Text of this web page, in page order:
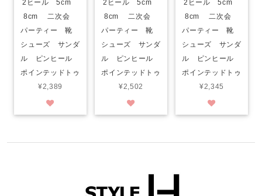
2ヒール 5cm
8cm 二次会
パーティー 靴
シューズ サンダ
ル ピンヒール
ポインテッドトゥ
¥2,389
2ヒール 5cm
8cm 二次会
パーティー 靴
シューズ サンダ
ル ピンヒール
ポインテッドトゥ
¥2,502
2ヒール 5cm
8cm 二次会
パーティー 靴
シューズ サンダ
ル ピンヒール
ポインテッドトゥ
¥2,345